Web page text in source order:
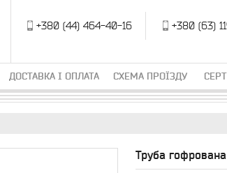
+380 (44) 464-40-16 +380 (63)
ДОСТАВКА І ОПЛАТА СХЕМА ПРОЇЗДУ
Труба